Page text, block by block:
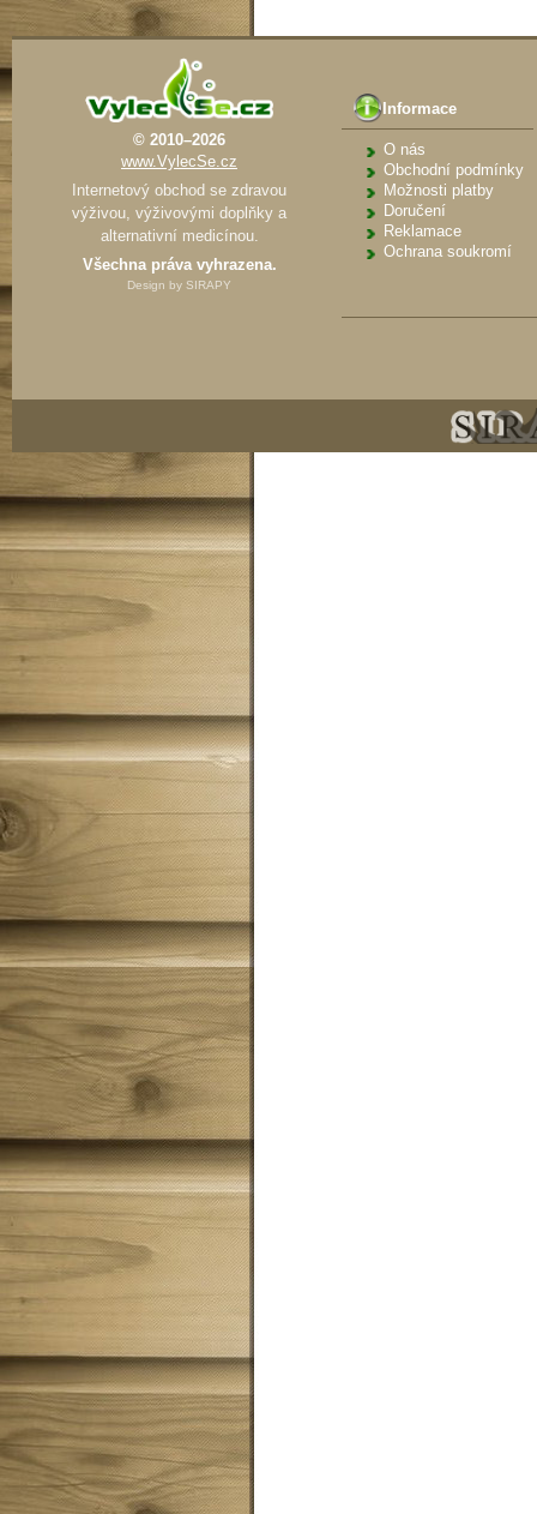
© 2010–2026
www.VylecSe.cz
Internetový obchod se zdravou
výživou, výživovými doplňky a
alternativní medicínou.
Všechna práva vyhrazena.
Design by SIRAPY
Informace
O nás
Obchodní podmínky
Možnosti platby
Doručení
Reklamace
Ochrana soukromí